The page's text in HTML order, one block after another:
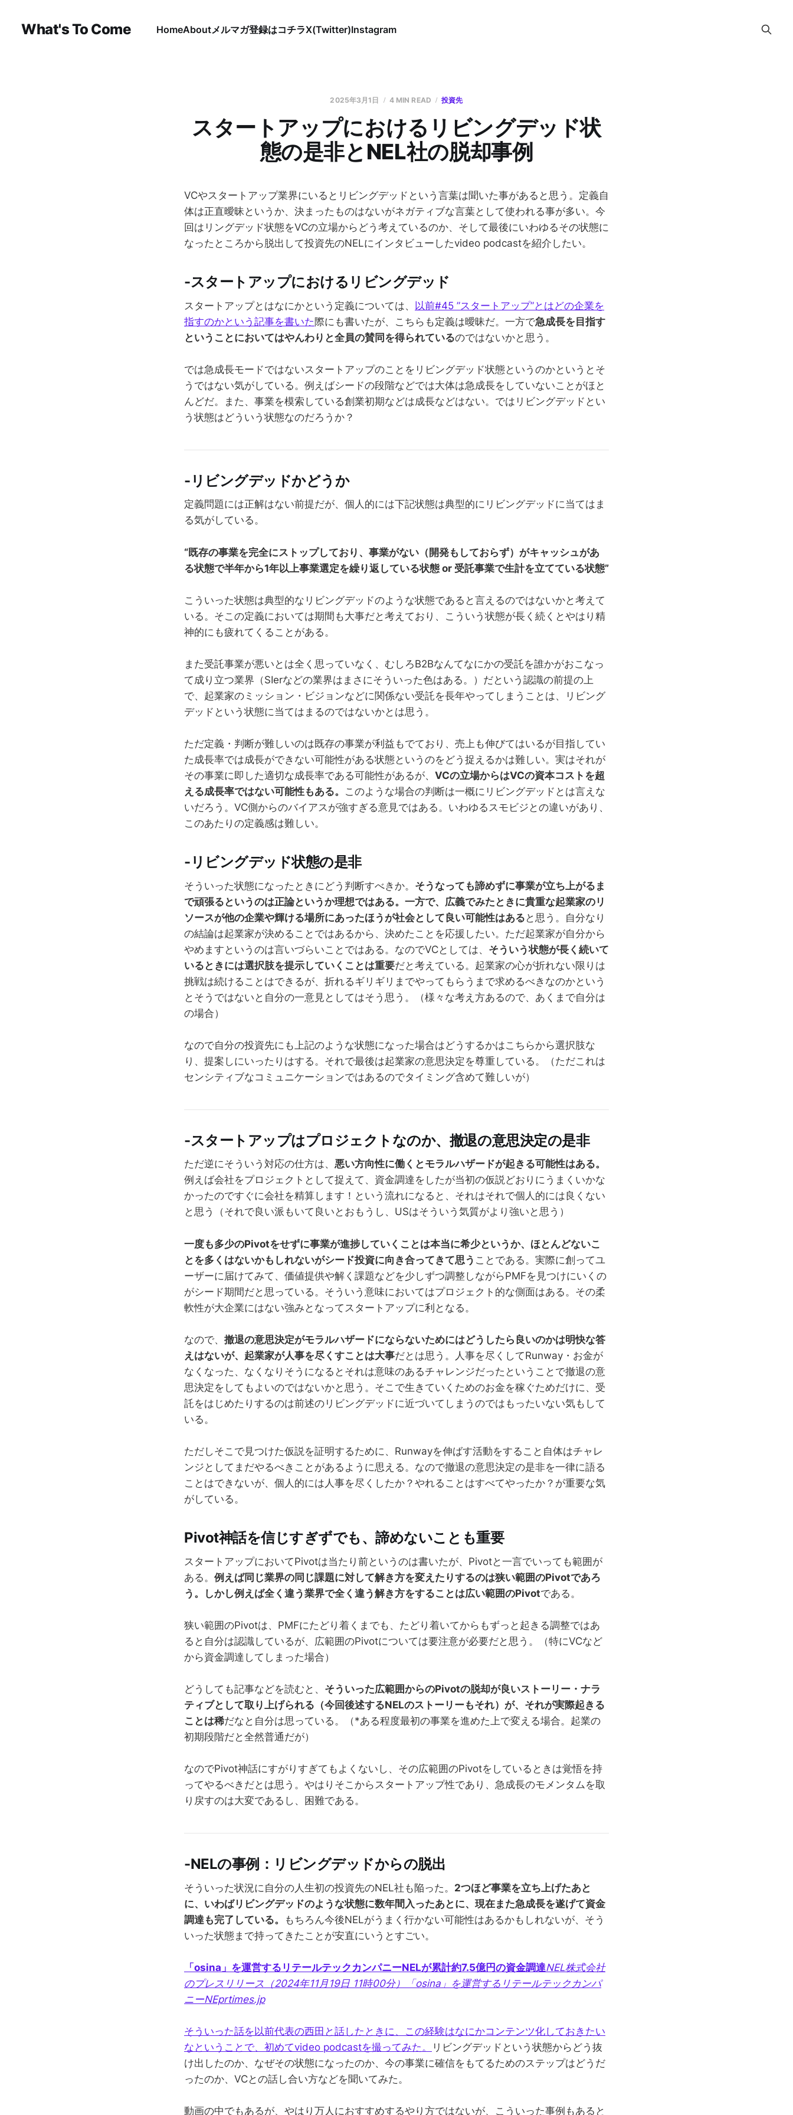
What's To Come HomeAboutメルマガ登録はコチラX(Twitter)Instagram
2025年3月1日 4 MIN READ 投資先
スタートアップにおけるリビングデッド状
態の是非とNEL社の脱却事例
VCやスタートアップ業界にいるとリビングデッドという言葉は聞いた事があると思う。定義自
体は正直曖昧というか、決まったものはないがネガティブな言葉として使われる事が多い。今
回はリングデッド状態をVCの立場からどう考えているのか、そして最後にいわゆるその状態に
なったところから脱出して投資先のNELにインタビューしたvideo podcastを紹介したい。
-スタートアップにおけるリビングデッド
スタートアップとはなにかという定義については、 以前#45 ”スタートアップ”とはどの企業を
指すのかという記事を書いた際にも書いたが、こちらも定義は曖昧だ。一方で急成長を目指す
ということにおいてはやんわりと全員の賛同を得られているのではないかと思う。
では急成長モードではないスタートアップのことをリビングデッド状態というのかというとそ
うではない気がしている。例えばシードの段階などでは大体は急成長をしていないことがほと
んどだ。また、事業を模索している創業初期などは成長などはない。ではリビングデッドとい
う状態はどういう状態なのだろうか？
-リビングデッドかどうか
定義問題には正解はない前提だが、個人的には下記状態は典型的にリビングデッドに当てはま
る気がしている。
“既存の事業を完全にストップしており、事業がない（開発もしておらず）がキャッシュがあ
る状態で半年から1年以上事業選定を繰り返している状態 or 受託事業で生計を立てている状態”
こういった状態は典型的なリビングデッドのような状態であると言えるのではないかと考えて
いる。そこの定義においては期間も大事だと考えており、こういう状態が長く続くとやはり精
神的にも疲れてくることがある。
また受託事業が悪いとは全く思っていなく、むしろB2Bなんてなにかの受託を誰かがおこなっ
て成り立つ業界（SIerなどの業界はまさにそういった色はある。）だという認識の前提の上
で、起業家のミッション・ビジョンなどに関係ない受託を長年やってしまうことは、リビング
デッドという状態に当てはまるのではないかとは思う。
ただ定義・判断が難しいのは既存の事業が利益もでており、売上も伸びてはいるが目指してい
た成長率では成長ができない可能性がある状態というのをどう捉えるかは難しい。実はそれが
その事業に即した適切な成長率である可能性があるが、 VCの立場からはVCの資本コストを超
える成長率ではない可能性もある。 このような場合の判断は一概にリビングデッドとは言えな
いだろう。VC側からのバイアスが強すぎる意見ではある。いわゆるスモビジとの違いがあり、
このあたりの定義感は難しい。
-リビングデッド状態の是非
そういった状態になったときにどう判断すべきか。 そうなっても諦めずに事業が立ち上がるま
で頑張るというのは正論というか理想ではある。一方で、広義でみたときに貴重な起業家のリ
ソースが他の企業や輝ける場所にあったほうが社会として良い可能性はある と思う。自分なり
の結論は起業家が決めることではあるから、決めたことを応援したい。ただ起業家が自分から
やめますというのは言いづらいことではある。なのでVCとしては、 そういう状態が長く続いて
いるときには選択肢を提示していくことは重要だと考えている。起業家の心が折れない限りは
挑戦は続けることはできるが、折れるギリギリまでやってもらうまで求めるべきなのかという
とそうではないと自分の一意見としてはそう思う。（様々な考え方あるので、あくまで自分は
の場合）
なので自分の投資先にも上記のような状態になった場合はどうするかはこちらから選択肢な
り、提案しにいったりはする。それで最後は起業家の意思決定を尊重している。（ただこれは
センシティブなコミュニケーションではあるのでタイミング含めて難しいが）
-スタートアップはプロジェクトなのか、撤退の意思決定の是非
ただ逆にそういう対応の仕方は、 悪い方向性に働くとモラルハザードが起きる可能性はある。
例えば会社をプロジェクトとして捉えて、資金調達をしたが当初の仮説どおりにうまくいかな
かったのですぐに会社を精算します！という流れになると、それはそれで個人的には良くない
と思う（それで良い派もいて良いとおもうし、USはそういう気質がより強いと思う）
一度も多少のPivotをせずに事業が進捗していくことは本当に希少というか、ほとんどないこ
とを多くはないかもしれないがシード投資に向き合ってきて思う ことである。実際に創ってユ
ーザーに届けてみて、価値提供や解く課題などを少しずつ調整しながらPMFを見つけにいくの
がシード期間だと思っている。そういう意味においてはプロジェクト的な側面はある。その柔
軟性が大企業にはない強みとなってスタートアップに利となる。
なので、 撤退の意思決定がモラルハザードにならないためにはどうしたら良いのかは明快な答
えはないが、起業家が人事を尽くすことは大事だとは思う。人事を尽くしてRunway・お金が
なくなった、なくなりそうになるとそれは意味のあるチャレンジだったということで撤退の意
思決定をしてもよいのではないかと思う。そこで生きていくためのお金を稼ぐためだけに、受
託をはじめたりするのは前述のリビングデッドに近づいてしまうのではもったいない気もして
いる。
ただしそこで見つけた仮説を証明するために、Runwayを伸ばす活動をすること自体はチャレ
ンジとしてまだやるべきことがあるように思える。なので撤退の意思決定の是非を一律に語る
ことはできないが、個人的には人事を尽くしたか？やれることはすべてやったか？が重要な気
がしている。
Pivot神話を信じすぎずでも、諦めないことも重要
スタートアップにおいてPivotは当たり前というのは書いたが、Pivotと一言でいっても範囲が
ある。 例えば同じ業界の同じ課題に対して解き方を変えたりするのは狭い範囲のPivotであろ
う。しかし例えば全く違う業界で全く違う解き方をすることは広い範囲のPivotである。
狭い範囲のPivotは、PMFにたどり着くまでも、たどり着いてからもずっと起きる調整ではあ
ると自分は認識しているが、広範囲のPivotについては要注意が必要だと思う。（特にVCなど
から資金調達してしまった場合）
どうしても記事などを読むと、 そういった広範囲からのPivotの脱却が良いストーリー・ナラ
ティブとして取り上げられる（今回後述するNELのストーリーもそれ）が、それが実際起きる
ことは稀だなと自分は思っている。（*ある程度最初の事業を進めた上で変える場合。起業の
初期段階だと全然普通だが）
なのでPivot神話にすがりすぎてもよくないし、その広範囲のPivotをしているときは覚悟を持
ってやるべきだとは思う。やはりそこからスタートアップ性であり、急成長のモメンタムを取
り戻すのは大変であるし、困難である。
-NELの事例：リビングデッドからの脱出
そういった状況に自分の人生初の投資先のNEL社も陥った。 2つほど事業を立ち上げたあと
に、いわばリビングデッドのような状態に数年間入ったあとに、現在また急成長を遂げて資金
調達も完了している。
もちろん今後NELがうまく行かない可能性はあるかもしれないが、そう
いった状態まで持ってきたことが安直にいうとすごい。
「osina」を運営するリテールテックカンパニーNELが累計約7.5億円の資金調達NEL株式会社
のプレスリリース（2024年11月19日 11時00分）「osina」を運営するリテールテックカンパ
ニーNEprtimes.jp
そういった話を以前代表の西田と話したときに、この経験はなにかコンテンツ化しておきたい
なということで、初めてvideo podcastを撮ってみた。
リビングデッドという状態からどう抜
け出したのか、なぜその状態になったのか、今の事業に確信をもてるためのステップはどうだ
ったのか、VCとの話し合い方などを聞いてみた。
動画の中でもあるが、やはり万人におすすめするやり方ではないが、こういった事例もあると